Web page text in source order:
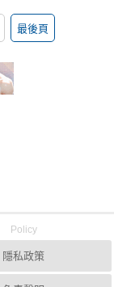
最後頁
Policy
隱私政策